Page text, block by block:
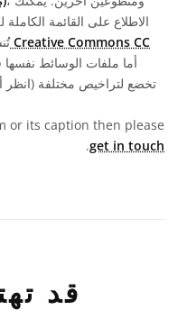
الاطلاع على القائمة
تخضع لتراخيص مختلفة
or its caption then please
get in touch
.
قد